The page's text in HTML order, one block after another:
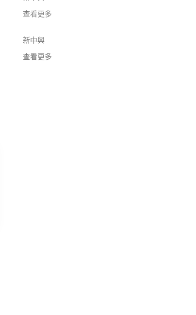
查看更多
新中興
查看更多